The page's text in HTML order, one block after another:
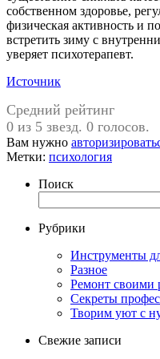
собственном здоровье,
физическая активность и
встретить зиму с
уверяет психотерапевт.
Источник
Средний рейтинг
0 из 5 звезд. 0 голосов.
Вам нужно
Метки: психология
Поиск
Рубрики
Инструменты
Разное
Ремонт своими
Секреты
Творим уют с
Свежие записи